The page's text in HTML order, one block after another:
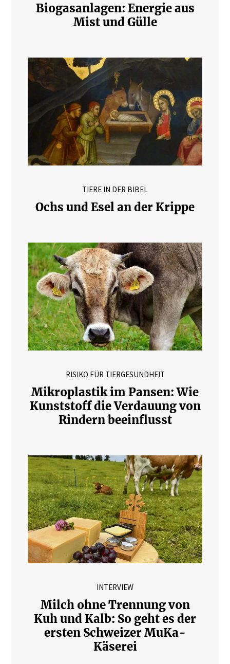
Biogasanlagen: Energie aus
Mist und Gülle
TIERE IN DER BIBEL
Ochs und Esel an der Krippe
RISIKO FÜR TIERGESUNDHEIT
Mikroplastik im Pansen: Wie
Kunststoff die Verdauung von
Rindern beeinflusst
INTERVIEW
Milch ohne Trennung von
Kuh und Kalb: So geht es der
ersten Schweizer MuKa-
Käserei